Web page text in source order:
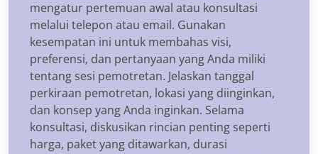
mengatur pertemuan awal atau konsultasi
melalui telepon atau email. Gunakan
kesempatan ini untuk membahas visi,
preferensi, dan pertanyaan yang Anda miliki
tentang sesi pemotretan. Jelaskan tanggal
perkiraan pemotretan, lokasi yang diinginkan,
dan konsep yang Anda inginkan. Selama
konsultasi, diskusikan rincian penting seperti
harga, paket yang ditawarkan, durasi